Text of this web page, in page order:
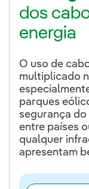
dos
energia
O uso de
multiplicado
parques
segurança
entre países
qualquer
apresentam